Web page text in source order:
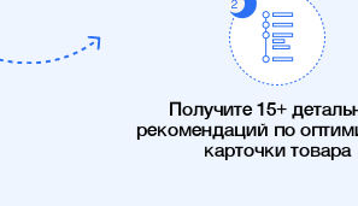
Получите 15+
рекомендаций по
карточки товара